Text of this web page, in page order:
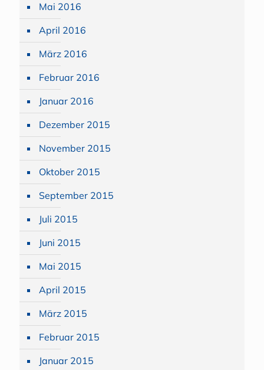
Mai 2016
April 2016
März 2016
Februar 2016
Januar 2016
Dezember 2015
November 2015
Oktober 2015
September 2015
Juli 2015
Juni 2015
Mai 2015
April 2015
März 2015
Februar 2015
Januar 2015